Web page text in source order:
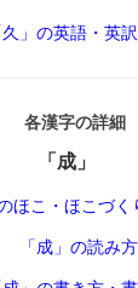
久」の英語・英訳
各漢字の詳細
「成」
ほこ・ほこづく
「成」の読み方